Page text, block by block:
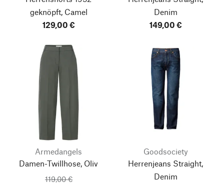
geknöpft, Camel
129,00 €
Denim
149,00 €
Armedangels
Damen-Twillhose, Oliv
119,00 €
Goodsociety
Herrenjeans Straight,
Denim